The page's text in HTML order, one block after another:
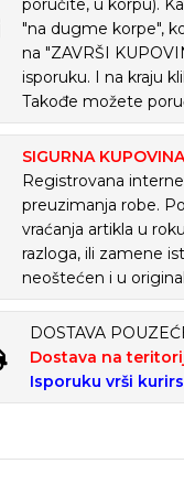
poručite, u korpu).
"na dugme korpe",
na "ZAVRŠI
isporuku. I na kraju
Takođe možete
SIGURNA KUPOVINA
Registrovana
preuzimanja robe.
vraćanja artikla u
razloga, ili zamene
neoštećen i u
DOSTAVA
Dostava na
Isporuku vrši